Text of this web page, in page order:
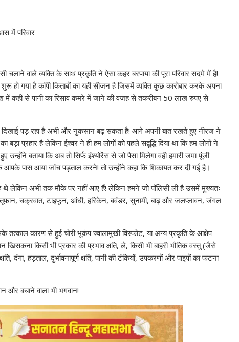
में परिवार
चलाने वाले व्यक्ति के साथ प्रकृति ने ऐसा कहर बरपाया की पूरा परिवार सदमे में है!
हो गया है कॉपी किताबों का यही सीजन है जिसमें व्यक्ति कुछ कारोबार करके अपना
में कहीं से पानी का रिसाव कमरे में जाने की वजह से तकरीबन 50 लाख रुपए से
दिखाई पड़ रहा है अभी और नुकसान बढ़ सकता है! आगे अपनी बात रखते हुए नीरज ने
प्रहार है लेकिन ईश्वर ने ही हम लोगों को पहले सद्बुद्धि दिया था कि हम लोगों ने
बताया कि अब तो सिर्फ इंश्योरेंस से जो पैसा मिलेगा वही हमारी जमा पूंजी
आपके पास आया जांच पड़ताल करने! तो उन्होंने कहा कि शिकायत कर दी गई है।
थे लेकिन अभी तक मौके पर नहीं आए हैं! लेकिन हमने जो पॉलिसी ली है उसमें मुख्यतः
चक्रवात, टाइफून, आंधी, हरिकेन, बवंडर, सुनामी, बाढ़ और जलप्लावन, जंगल
तत्काल कारण से हुई चोरी भूकंप ज्वालामुखी विस्फोट, या अन्य प्रकृति के आक्षेप
किसी भी प्रकार की प्रभाव क्षति, ले, किसी भी बाहरी भौतिक वस्तु (जैसे
दंगा, हड़ताल, दुर्भावनापूर्ण क्षति, पानी की टंकियों, उपकरणों और पाइपों का फटना
और बचाने वाला भी भगवान!